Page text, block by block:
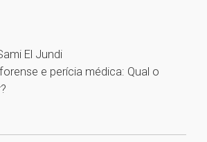
El Jundi
e perícia médica: Qual o